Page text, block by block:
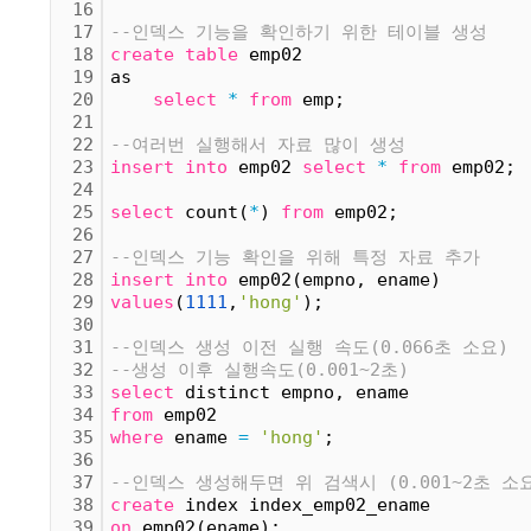
16
17
18
19
20
21
22
23
24
25
26
27
28
29
30
31
32
33
34
35
36
37
38
--인덱스 기능을 확인하기 위한 테이블 생성
create table emp02
as
select
* from emp;
--여러번 실행해서 자료 많이 생성
insert
into emp02 select * from emp02;
select count(*) from emp02;
--인덱스 기능 확인을 위해 특정 자료 추가
insert
into emp02(empno, ename)
values (1111 , 'hong' );
--인덱스 생성 이전 실행 속도(0.066초 소요)
--생성 이후 실행속도(0.001~2초)
select distinct empno, ename
from emp02
where ename = 'hong' ;
--인덱스 생성해두면 위 검색시 (0.001~2초 소
create index index_emp02_ename